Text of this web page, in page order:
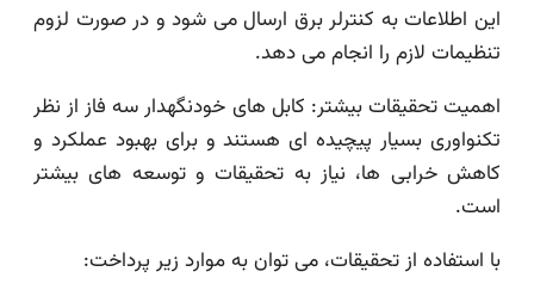
این اطلاعات به کنترلر برق ارسال می شود و در صورت لزوم
تنظیمات لازم را انجام می دهد.
اهمیت تحقیقات بیشتر: کابل های خودنگهدار سه فاز از نظر
تکنواوری بسیار پیچیده ای هستند و برای بهبود عملکرد و
کاهش خرابی ها، نیاز به تحقیقات و توسعه های بیشتر
است.
با استفاده از تحقیقات، می توان به موارد زیر پرداخت: